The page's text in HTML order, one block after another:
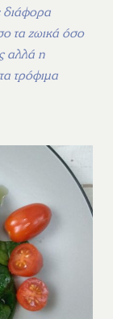
διάφορα
τα ζωικά όσο
αλλά η
τρόφιμα